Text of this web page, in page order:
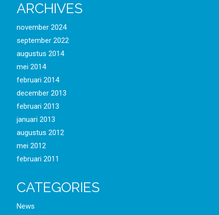
ARCHIVES
november 2024
september 2022
augustus 2014
mei 2014
februari 2014
december 2013
februari 2013
januari 2013
augustus 2012
mei 2012
februari 2011
CATEGORIES
News